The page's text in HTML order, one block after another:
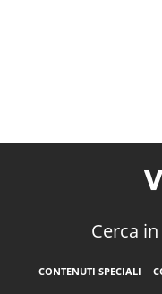
Cerca
CONTENUTI SPECIALI